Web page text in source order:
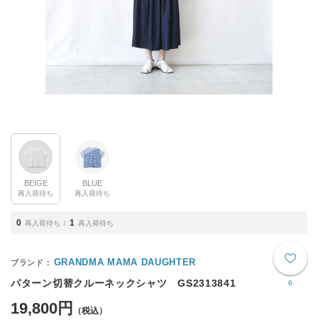
BEIGE
再入荷待ち
BLUE
再入荷待ち
0 再入荷待ち 1 再入荷待ち
6
GRANDMA MAMA DAUGHTER
パターン切替クルーネックシャツ GS2313841
19,800円